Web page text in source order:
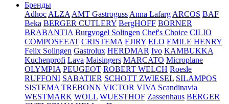
Бренды
Adhoc ALZA AMT Gastroguss Anna Lafarg ARCOS BAF
Beka BERGER CUTLERY BergHOFF BORNER
BRABANTIA Burgvogel Solingen Chef's Choice CILIO
COMPOSEEAT CRISTEMA EJIRY ELO EMILE HENRY
Felix Solingen Gastrolux HERDMAR Ivo KAMBUKKA
Kuchenprofi Lava Maisingers MARCATO Microplane
OLYMPIA PEUGEOT ROBERT WELCH Roesle
RUFFONI SABATIER SCHOTT ZWIESEL SILAMPOS
SISTEMA TREBONN VICTOR VIVA Scandinavia
WESTMARK WOLL WUESTHOF Zassenhaus BERGER